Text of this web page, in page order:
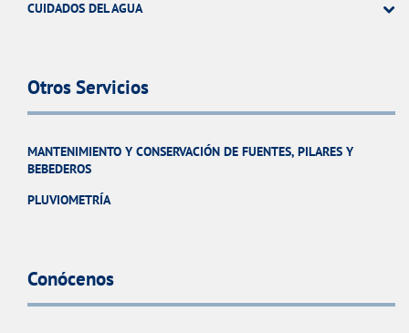
CUIDADOS DEL AGUA
Otros Servicios
MANTENIMIENTO Y CONSERVACIÓN DE FUENTES, PILARES Y
BEBEDEROS
PLUVIOMETRÍA
Conócenos